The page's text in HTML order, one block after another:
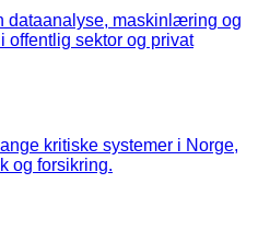
dataanalyse, maskinlæring og
offentlig sektor og privat
kritiske systemer i Norge,
og forsikring.